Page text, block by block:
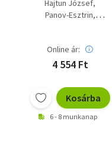
Sakk lexikon,
sakkvilág trónusáért...
Hajtun József
Panov-Esztrin
Online ár:
4 554 Ft
Kosárba
6 - 8 munkanap